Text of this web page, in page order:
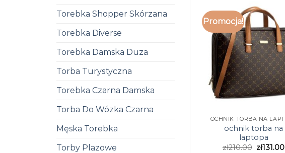
Torebka Shopper Skórzana
Torebka Diverse
Torebka Damska Duza
Torba Turystyczna
Torebka Czarna Damska
Torba Do Wózka Czarna
Męska Torebka
Torby Plazowe
Promocja!
ochnik torba na
laptopa
zł210.00 zł131.00